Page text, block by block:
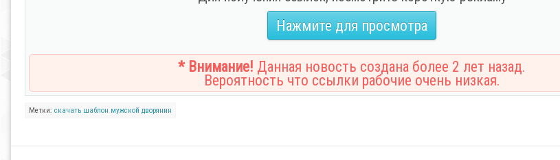
Нажмите для просмотра
* Внимание! Данная новость создана более 2 лет назад.
Вероятность что ссылки рабочие очень низкая.
Метки: скачать шаблон мужской дворянин